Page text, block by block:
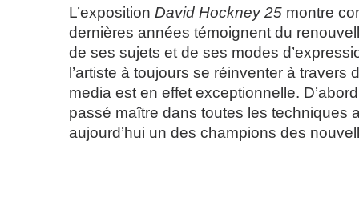
L’exposition David Hockney 25 montre
dernières années témoignent du
de ses sujets et de ses modes
l’artiste à toujours se réinventer à travers
media est en effet exceptionnelle.
passé maître dans toutes les techniques
aujourd’hui un des champions des